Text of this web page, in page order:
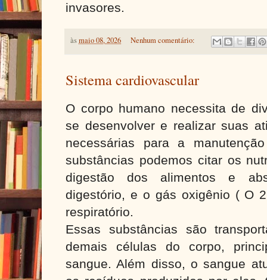
invasores.
àsmaio 08, 2026 Nenhum comentário:
Sistema cardiovascular
O corpo humano necessita de
se desenvolver e realizar suas
necessárias para a
substâncias podemos citar os
digestão dos alimentos e
digestório, e o gás oxigênio ( O
respiratório.
Essas substâncias são
demais células do corpo,
sangue. Além disso, o sangue